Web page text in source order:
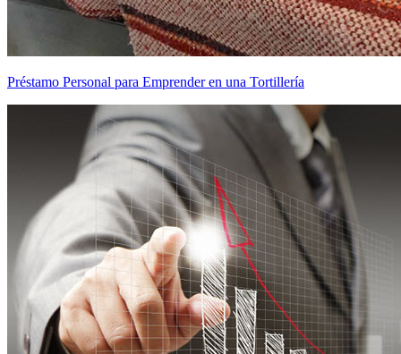
Préstamo Personal para Emprender en una Tortillería